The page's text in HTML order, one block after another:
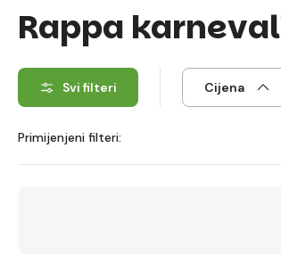
Rappa karneval
Svi filteri Cijena
Primijenjeni filteri: